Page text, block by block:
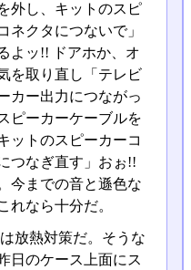
外し、キットのスピ
ネクタにつないで」
よッ!! ドアホか、オ
を取り直し「テレビ
カー出力につながっ
ピーカーケーブルを
ットのスピーカーコ
つなぎ直す」おぉ!!
今までの音と遜色な
れなら十分だ。
放熱対策だ。そうな
日のケース上面にス